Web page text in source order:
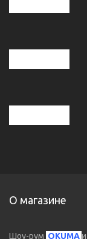
О магазине
Шоу-рум OKUMAи